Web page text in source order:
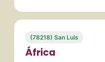
(78218) San Luis
África